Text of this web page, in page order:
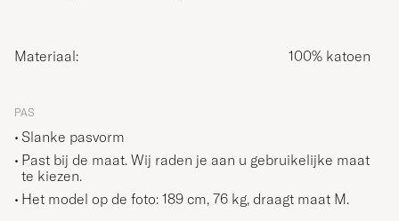
Materiaal: 100% katoen
PAS
Slanke pasvorm
Past bij de maat. Wij raden je aan u gebruikelijke maat
te kiezen.
Het model op de foto: 189 cm, 76 kg, draagt maat M.